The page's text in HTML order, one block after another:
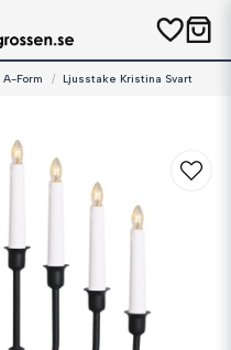
A-Form Ljusstake Kristina Svart